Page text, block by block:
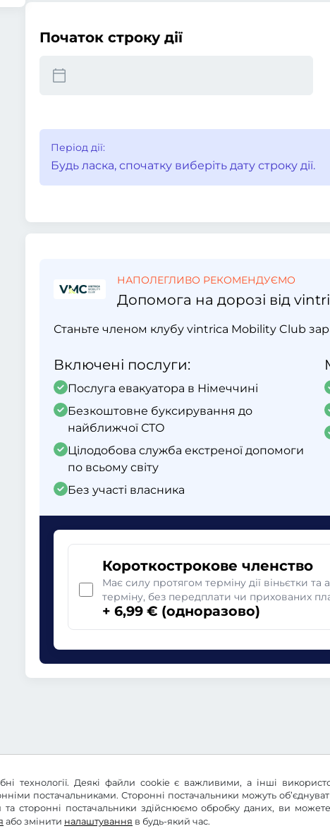
технології. Деякі файли cookie є важливими, а інші
постачальниками. Сторонні постачальники можуть
та сторонні постачальники здійснюємо обробку даних, ви
або змінити налаштування в будь-який час.
Початок строку дії
Період дії:
Будь ласка, спочатку виберіть дату строку дії.
НАПОЛЕГЛИВО РЕКОМЕНДУЄМО
Допомога на дорозі від
Станьте членом клубу vintrica Mobility Club
Включені послуги:
Послуга евакуатора в Німеччині
Безкоштовне буксирування до
найближчої СТО
Цілодобова служба екстреної допомоги
по всьому світу
Без участі власника
Короткострокове членство
Має силу протягом терміну дії віньєтки та
терміну, без передплати чи прихованих
+ 6,99 € (одноразово)